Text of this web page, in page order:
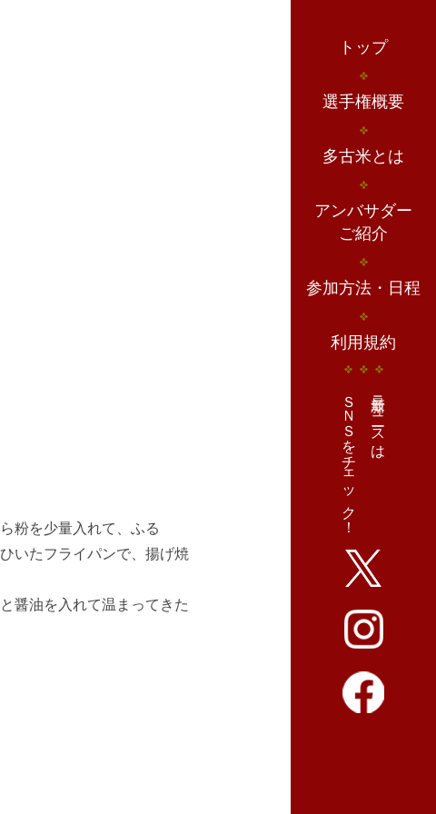
トップ
選手権概要
多古米とは
アンバサダー
ご紹介
参加方法・日程
利用規約
最新ニュースは
ＳＮＳをチェック！
粉を少量入れて、ふる
いたフライパンで、揚げ焼
醤油を入れて温まってきた